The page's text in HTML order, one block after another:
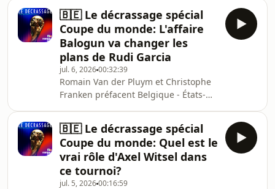
mondeSimon Hamoir, Frédéric Bleus,
Stéphane Lecaillon et Julien
Parcinskisont autour de la table de
Jonathan Lange. Et avec eux,
l’important, c’est les trois points :-
comment Rudi Garcia a préparé son
équipe ?- l’avènement du roi Charles
de Ketelaere- comment faire contre
l’Espagne ?
🇧🇪 Le décrassage spécial
Coupe du monde: L'affaire
Balogun va changer les
plans de Rudi Garcia
jul. 6, 202600:32:39
Romain Van der Pluym et Christophe
Franken préfacent Belgique - États-
de Balogun, son impact sur la
défense belge et la tentation de
mettre toutes les stars sur le banc.
🇧🇪 Le décrassage spécial
Coupe du monde: Quel est le
vrai rôle d'Axel Witsel dans
ce tournoi?
jul. 5, 202600:16:59